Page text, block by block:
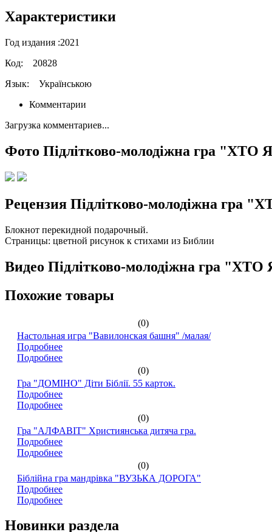
Характеристики
Год издания :2021
Код: 20828
Язык: Українською
Комментарии
Загрузка комментариев...
Фото Підлітково-молодіжна гра "ХТО
Рецензия Підлітково-молодіжна гра
Блокнот перекидной подарочный.
Страницы: цветной рисунок к стихами из Библии
Видео Підлітково-молодіжна гра "ХТО
Похожие товары
(0)
Настольная игра "Вавилонская башня" /малая/
Подробнее
Подробнее
(0)
Гра "ДОМІНО" Діти Біблії. 55 карток.
Подробнее
Подробнее
(0)
Гра "АЛФАВІТ" Християнська дитяча гра.
Подробнее
Подробнее
(0)
Біблійна гра мандрівка "ВУЗЬКА ДОРОГА"
Подробнее
Подробнее
Новинки раздела